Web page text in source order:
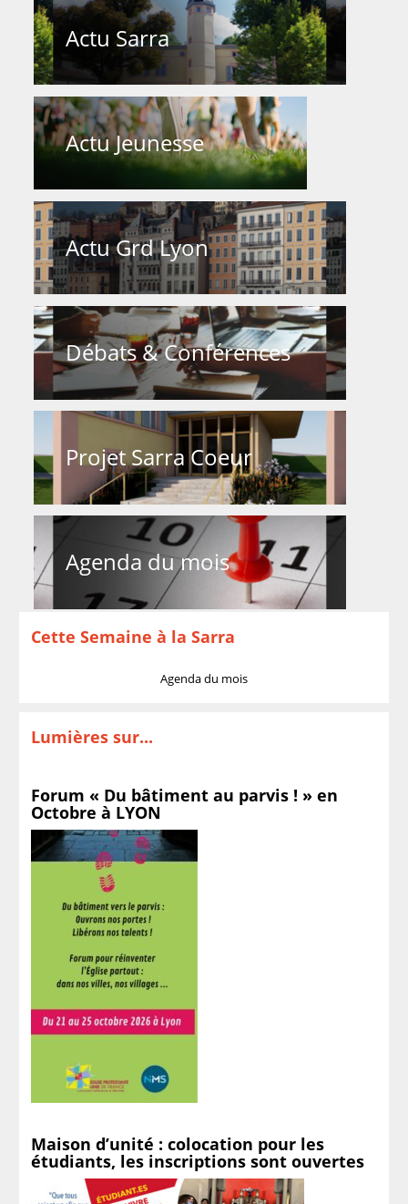
Actu Sarra
Actu Jeunesse
Actu Grd Lyon
Débats & Conférences
Projet Sarra Coeur
Agenda du mois
Cette Semaine à la Sarra
Agenda du mois
Lumières sur...
Forum « Du bâtiment au parvis ! » en
Octobre à LYON
Maison d’unité : colocation pour les
étudiants, les inscriptions sont ouvertes